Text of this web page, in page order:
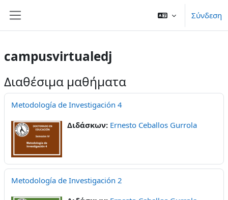
Σύνδεση
campusvirtualedj
Διαθέσιμα μαθήματα
Metodología de Investigación 4
Διδάσκων: Ernesto Ceballos Gurrola
Metodología de Investigación 2